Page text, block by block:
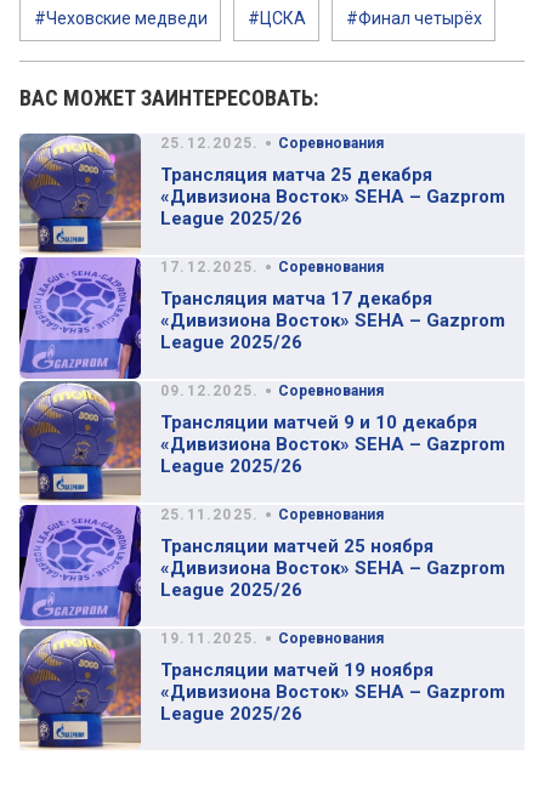
#Чеховские медведи #ЦСКА #Финал четырёх
ВАС МОЖЕТ ЗАИНТЕРЕСОВАТЬ:
25.12.2025. • Соревнования
Трансляция матча 25 декабря
«Дивизиона Восток» SEHA – Gazprom
League 2025/26
17.12.2025. • Соревнования
Трансляция матча 17 декабря
«Дивизиона Восток» SEHA – Gazprom
League 2025/26
09.12.2025. • Соревнования
Трансляции матчей 9 и 10 декабря
«Дивизиона Восток» SEHA – Gazprom
League 2025/26
25.11.2025. • Соревнования
Трансляции матчей 25 ноября
«Дивизиона Восток» SEHA – Gazprom
League 2025/26
19.11.2025. • Соревнования
Трансляции матчей 19 ноября
«Дивизиона Восток» SEHA – Gazprom
League 2025/26